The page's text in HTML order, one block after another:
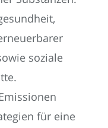
soziale
für eine